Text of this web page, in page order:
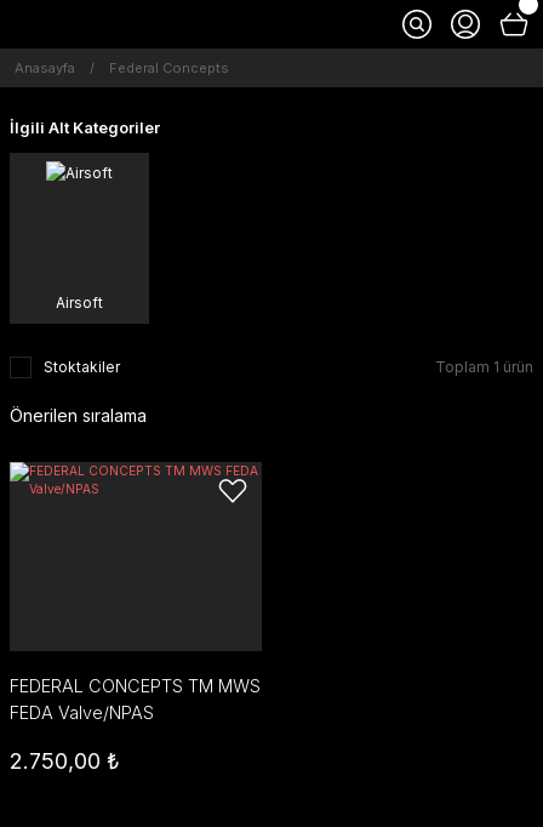
Anasayfa Federal Concepts
İlgili Alt Kategoriler
Airsoft
Stoktakiler Toplam 1 ürün
FEDERAL CONCEPTS TM MWS
FEDA Valve/NPAS
2.750,00 ₺